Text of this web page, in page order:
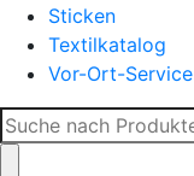
Sticken
Textilkatalog
Vor-Ort-Service
Suche
nach: